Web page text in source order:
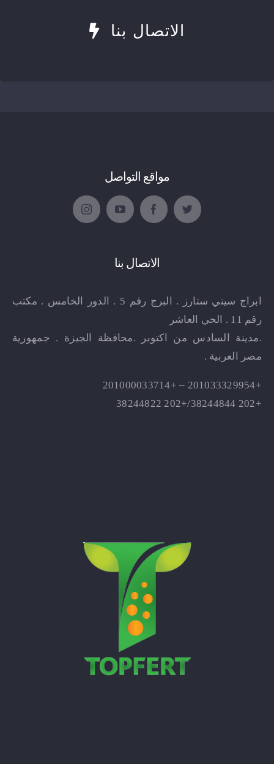
الاتصال بنا
مواقع التواصل
الاتصال بنا
ابراج سيتي ستارز . البرج رقم 5 . الدور الخامس . مكتب
رقم 11 . الحي العاشر
.مدينة السادس من اكتوبر .محافظة الجيزة . جمهورية
مصر العربية .
+201033329954 – +201000033714
+202 38244844/+202 38244822